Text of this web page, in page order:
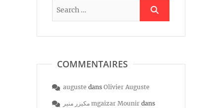
COMMENTAIRES
auguste dans Olivier Auguste
مكيزر منير mgaizar Mounir dans